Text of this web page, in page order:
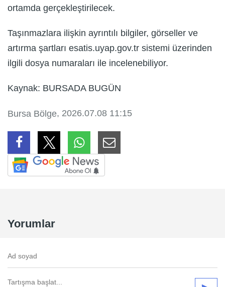
ortamda gerçekleştirilecek.
Taşınmazlara ilişkin ayrıntılı bilgiler, görseller ve
artırma şartları esatis.uyap.gov.tr sistemi üzerinden
ilgili dosya numaraları ile incelenebiliyor.
Kaynak: BURSADA BUGÜN
Bursa Bölge, 2026.07.08 11:15
Yorumlar